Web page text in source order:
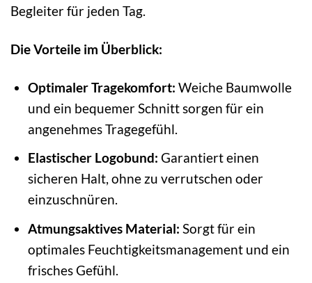
Begleiter für jeden Tag.
Die Vorteile im Überblick:
Optimaler Tragekomfort: Weiche Baumwolle
und ein bequemer Schnitt sorgen für ein
angenehmes Tragegefühl.
Elastischer Logobund: Garantiert einen
sicheren Halt, ohne zu verrutschen oder
einzuschnüren.
Atmungsaktives Material: Sorgt für ein
optimales Feuchtigkeitsmanagement und ein
frisches Gefühl.